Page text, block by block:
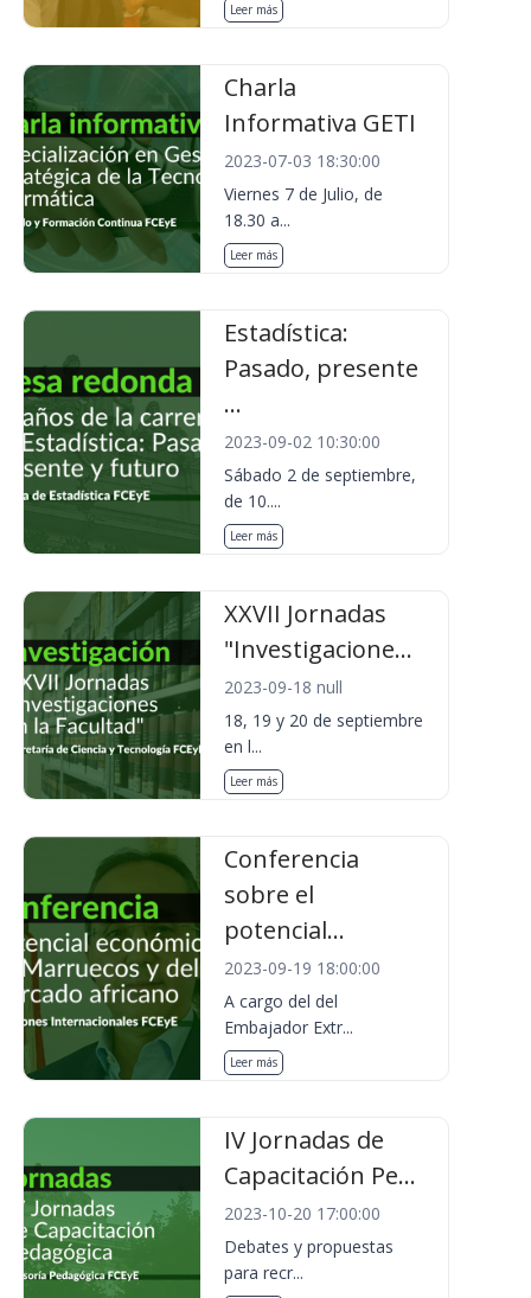
Leer más
Charla
Informativa GETI
2023-07-03 18:30:00
Viernes 7 de Julio, de
18.30 a...
Leer más
Estadística:
Pasado, presente
...
2023-09-02 10:30:00
Sábado 2 de septiembre,
de 10....
Leer más
XXVII Jornadas
"Investigacione...
2023-09-18 null
18, 19 y 20 de septiembre
en l...
Leer más
Conferencia
sobre el
potencial...
2023-09-19 18:00:00
A cargo del del
Embajador Extr...
Leer más
IV Jornadas de
Capacitación Pe...
2023-10-20 17:00:00
Debates y propuestas
para recr...